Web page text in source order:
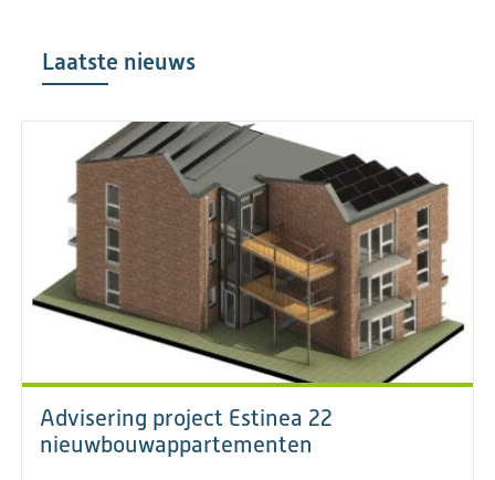
Laatste nieuws
Advisering project Estinea 22
nieuwbouwappartementen